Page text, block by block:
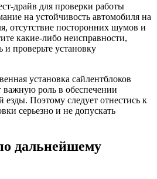
драйв для проверки работы
на устойчивость автомобиля на
отсутствие посторонних шумов и
какие-либо неисправности,
и проверьте установку
установка сайлентблоков
важную роль в обеспечении
езды. Поэтому следует отнестись к
серьезно и не допускать
дальнейшему